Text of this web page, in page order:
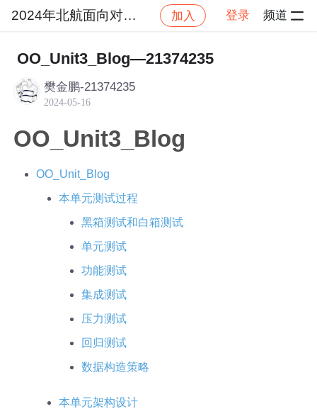
2024年北航面向对象设计与构造 加入 登录 频道
社区 2024年北航面向对象设计与构造
OO_Unit3_Blog—21374235
樊金鹏-21374235
2024-05-16
OO_Unit3_Blog
OO_Unit_Blog
本单元测试过程
黑箱测试和白箱测试
单元测试
功能测试
集成测试
压力测试
回归测试
数据构造策略
本单元架构设计